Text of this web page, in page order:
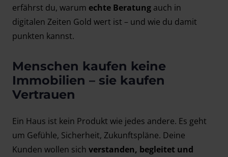
erfährst du, warum echte Beratung auch in
digitalen Zeiten Gold wert ist – und wie du damit
punkten kannst.
Menschen kaufen keine
Immobilien – sie kaufen
Vertrauen
Ein Haus ist kein Produkt wie jedes andere. Es geht
um Gefühle, Sicherheit, Zukunftspläne. Deine
Kunden wollen sich verstanden, begleitet und